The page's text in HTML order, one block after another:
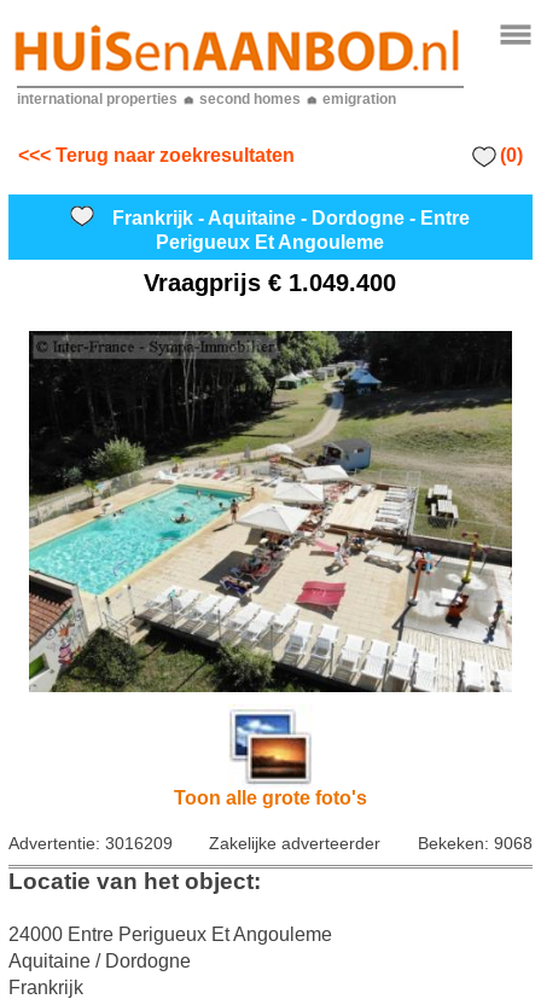
international properties second homes emigration
<<< Terug naar zoekresultaten (0)
Frankrijk - Aquitaine - Dordogne - Entre
Perigueux Et Angouleme
Vraagprijs€ 1.049.400
Toon alle grote foto's
Advertentie: 3016209 Zakelijke adverteerder Bekeken: 9068
Locatie van het object:
24000 Entre Perigueux Et Angouleme
Aquitaine / Dordogne
Frankrijk